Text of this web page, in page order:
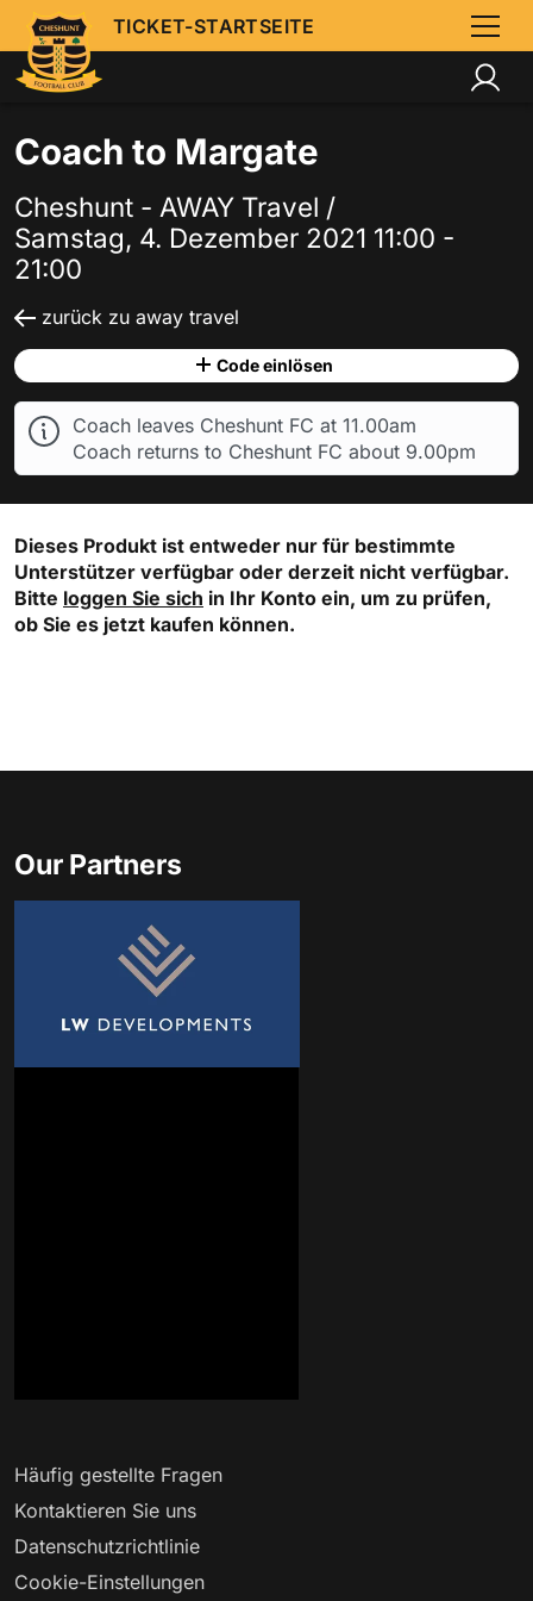
TICKET-STARTSEITE
Coach to Margate
Cheshunt - AWAY Travel /
Samstag, 4. Dezember 2021 11:00 -
21:00
zurück zu away travel
Code einlösen
Coach leaves Cheshunt FC at 11.00am
Coach returns to Cheshunt FC about 9.00pm
Dieses Produkt ist entweder nur für bestimmte
Unterstützer verfügbar oder derzeit nicht verfügbar.
Bitte loggen Sie sich in Ihr Konto ein, um zu prüfen,
ob Sie es jetzt kaufen können.
Häufig gestellte Fragen
Kontaktieren Sie uns
Datenschutzrichtlinie
Cookie-Einstellungen
Our Partners